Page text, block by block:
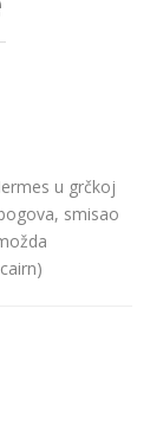
u grčkoj
smisao